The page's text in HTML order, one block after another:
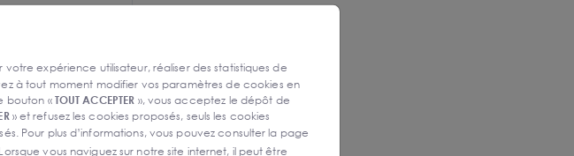
et
expérience utilisateur, réaliser des statistiques de
à tout moment modifier vos paramètres de cookies en
bouton «TOUT ACCEPTER », vous acceptez le dépôt de
» et refusez les cookies proposés, seuls les cookies
Pour plus d’informations, vous pouvez consulter la page
Lorsque vous naviguez sur notre site internet, il peut être